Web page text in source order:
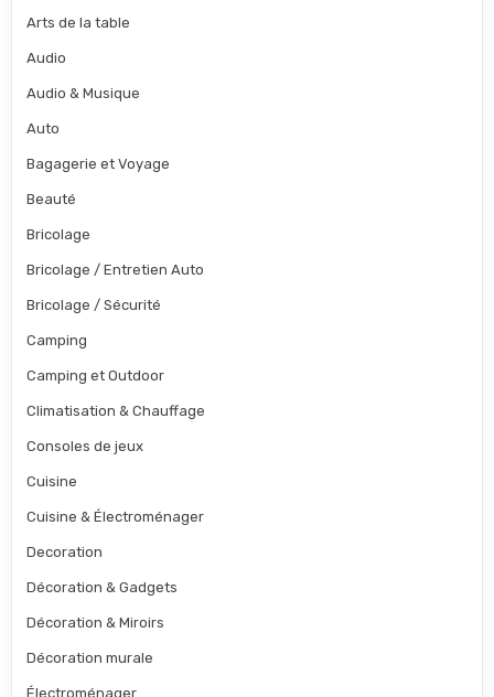
Arts de la table
Audio
Audio & Musique
Auto
Bagagerie et Voyage
Beauté
Bricolage
Bricolage / Entretien Auto
Bricolage / Sécurité
Camping
Camping et Outdoor
Climatisation & Chauffage
Consoles de jeux
Cuisine
Cuisine & Électroménager
Decoration
Décoration & Gadgets
Décoration & Miroirs
Décoration murale
Électroménager